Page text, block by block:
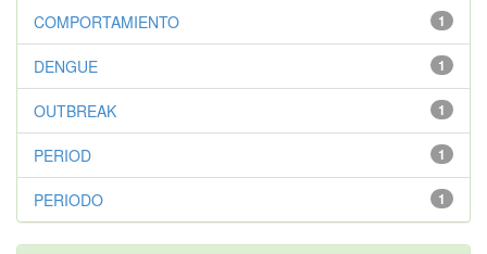
1
COMPORTAMIENTO
1
DENGUE
1
OUTBREAK
1
PERIOD
1
PERIODO